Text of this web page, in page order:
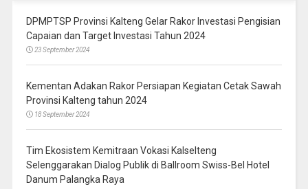
DPMPTSP Provinsi Kalteng Gelar Rakor Investasi Pengisian
Capaian dan Target Investasi Tahun 2024
23 September 2024
Kementan Adakan Rakor Persiapan Kegiatan Cetak Sawah
Provinsi Kalteng tahun 2024
18 September 2024
Tim Ekosistem Kemitraan Vokasi Kalselteng
Selenggarakan Dialog Publik di Ballroom Swiss-Bel Hotel
Danum Palangka Raya